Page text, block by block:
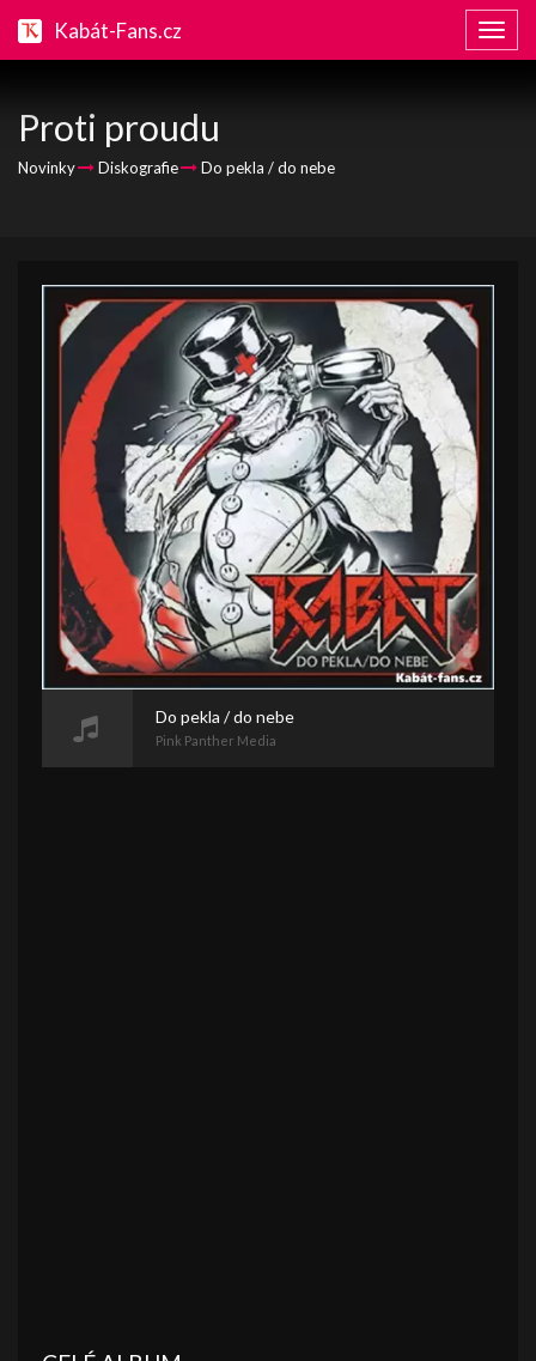
Kabát-Fans.cz
Proti proudu
Novinky Diskografie Do pekla / do nebe
Do pekla / do nebe
Pink Panther Media